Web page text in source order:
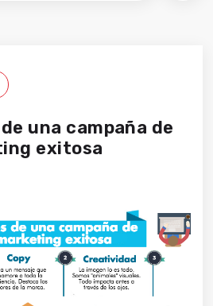
una campaña de
exitosa